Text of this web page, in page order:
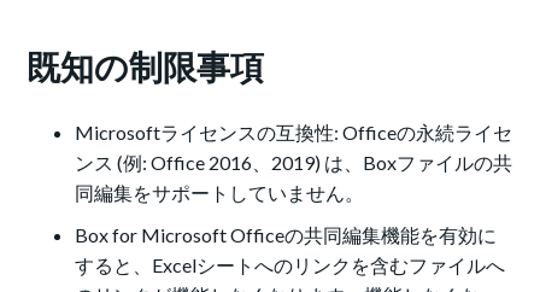
既知の制限事項
Microsoftライセンスの互換性: Officeの永続ライセ
ンス (例: Office 2016、2019) は、Boxファイルの共
同編集をサポートしていません。
Box for Microsoft Officeの共同編集機能を有効に
すると、Excelシートへのリンクを含むファイルへ